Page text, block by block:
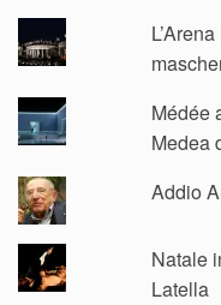
Médée
Medea
Addio
Natale
Latella